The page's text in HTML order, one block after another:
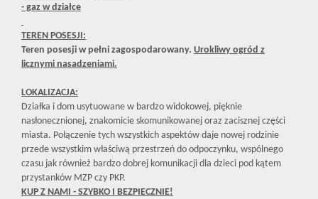
- gaz w działce
TEREN POSESJI:
Teren posesji w pełni zagospodarowany. Urokliwy ogród z
licznymi nasadzeniami.
LOKALIZACJA:
Działka i dom usytuowane w bardzo widokowej, pięknie
nasłonecznionej, znakomicie skomunikowanej oraz zacisznej części
miasta. Połączenie tych wszystkich aspektów daje nowej rodzinie
przede wszystkim właściwą przestrzeń do odpoczynku, wspólnego
czasu jak również bardzo dobrej komunikacji dla dzieci pod kątem
przystanków MZP czy PKP.
KUP Z NAMI - SZYBKO I BEZPIECZNIE!